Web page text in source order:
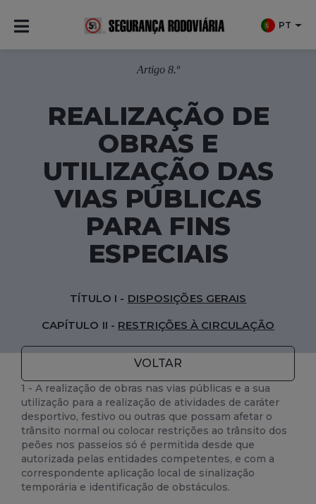
PT
Artigo 8.º
REALIZAÇÃO DE
OBRAS E
UTILIZAÇÃO DAS
VIAS PÚBLICAS
PARA FINS
ESPECIAIS
CAPÍTULO II - RESTRIÇÕES À CIRCULAÇÃO
TÍTULO I - DISPOSIÇÕES GERAIS
VOLTAR
1 - A realização de obras nas vias públicas e a sua
utilização para a realização de atividades de caráter
desportivo, festivo ou outras que possam afetar o
trânsito normal ou colocar restrições ao trânsito dos
peões nos passeios só é permitida desde que
autorizada pelas entidades competentes, e com a
correspondente aplicação local de sinalização
temporária e identificação de obstáculos.